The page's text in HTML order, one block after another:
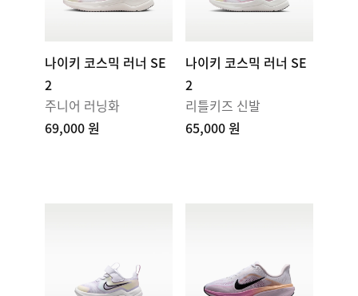
나이키 코스믹 러너 SE
2
주니어 러닝화
69,000 원
나이키 코스믹 러너 SE
2
리틀키즈 신발
65,000 원